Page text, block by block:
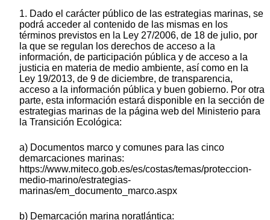
1. Dado el carácter público de las estrategias marinas, se
podrá acceder al contenido de las mismas en los
términos previstos en la Ley 27/2006, de 18 de julio, por
la que se regulan los derechos de acceso a la
información, de participación pública y de acceso a la
justicia en materia de medio ambiente, así como en la
Ley 19/2013, de 9 de diciembre, de transparencia,
acceso a la información pública y buen gobierno. Por otra
parte, esta información estará disponible en la sección de
estrategias marinas de la página web del Ministerio para
la Transición Ecológica:
a) Documentos marco y comunes para las cinco
demarcaciones marinas:
https://www.miteco.gob.es/es/costas/temas/proteccion-
medio-marino/estrategias-
marinas/em_documento_marco.aspx
b) Demarcación marina noratlántica: